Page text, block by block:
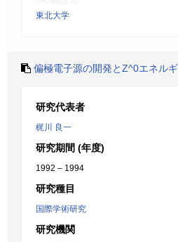
東北大学
偏極電子源の開発とZ^0エネル
研究代表者
梶川 良一
研究期間 (年度)
1992 – 1994
研究種目
国際学術研究
研究機関